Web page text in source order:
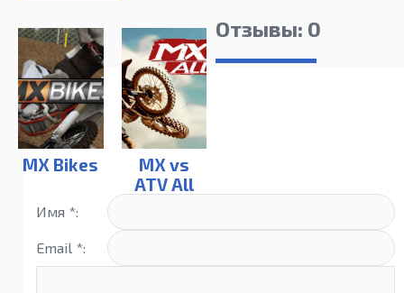
MX Bikes
MX vs
ATV All
Отзывы: 0
Имя *:
Email *: